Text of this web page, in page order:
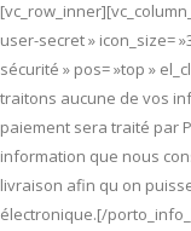
user-secret » icon_size=
sécurité » pos= »top »
traitons aucune de vos
paiement sera traité par
information que nous
livraison afin qu on
électronique.[/